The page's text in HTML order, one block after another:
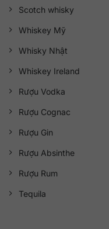
Cửa hàngQKAWine
Đăng City), Phường Mỹ
phố Hà Nội
Scotch whisky
Whiskey Mỹ
Whisky Nhật
Whiskey Ireland
Rượu Vodka
Rượu Cognac
Rượu Gin
Rượu Absinthe
Rượu Rum
Tequila